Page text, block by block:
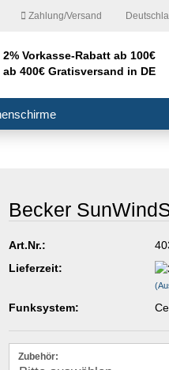
Zahlung/Versand
Konto erstellen
Passwort vergessen?
2% Vorkasse-Rabatt ab 100€
ab 400€ Gratisversand in DE
Becker
Art.Nr.:
Lieferzeit:
Funksystem:
Zubehör: